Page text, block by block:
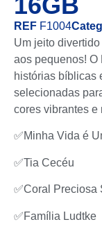
REF F1004
Um jeito
aos pequenos! O
histórias bíblicas
selecionadas
cores vibrantes e
✅Minha Vida é
✅Tia Cecéu
✅Coral Preciosa
✅Família Ludtke